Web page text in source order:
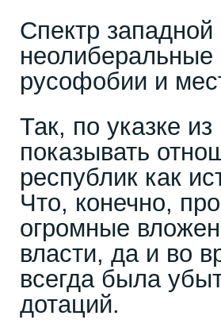
Спектр
неолиберальные
русофобии и
Так, по указке
показывать
республик как
Что, конечно,
огромные
власти, да и во
всегда была
дотаций.